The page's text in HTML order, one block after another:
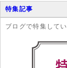
特集記事
ブログで特集して